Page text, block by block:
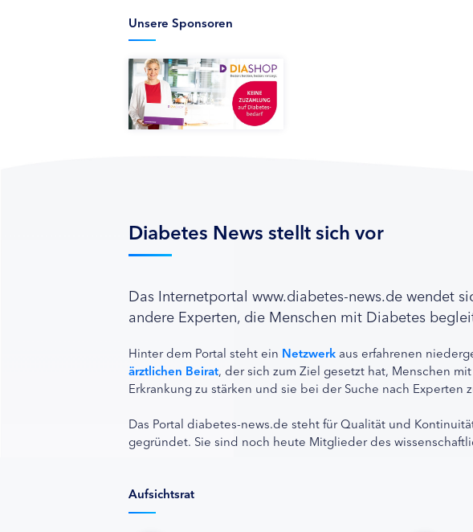
Unsere Sponsoren
Diabetes News stellt sich vor
Das Internetportal www.diabetes-news.de wendet
andere Experten, die Menschen mit Diabetes
Hinter dem Portal steht ein Netzwerk aus erfahrenen
ärztlichen Beirat, der sich zum Ziel gesetzt hat, Menschen
Erkrankung zu stärken und sie bei der Suche nach
Das Portal diabetes-news.de steht für Qualität und
gegründet. Sie sind noch heute Mitglieder des
Aufsichtsrat